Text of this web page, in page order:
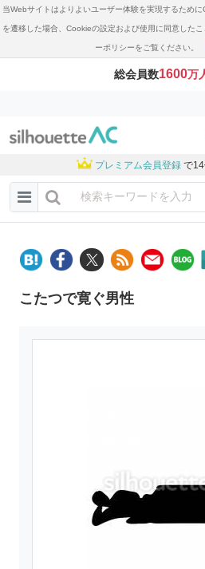
当Webサイトはよりよいユーザー体験を実現するため
を遷移した場合、Cookieの設定および使用に同意した
ーポリシーをご覧ください。
総会員数1600万
プレミアム会員登録 で
こたつで寛ぐ男性